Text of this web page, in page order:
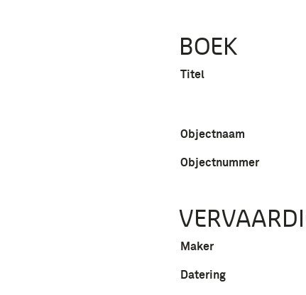
BOEK
Titel
Objectnaam
Objectnummer
Maker
Datering